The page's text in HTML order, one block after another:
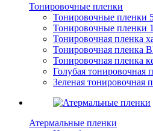
Тонировочные пленки
Тонировочные пленки
Тонировочные пленки
Тонировочная пленка
Тонировочная пленка
Тонировочная пленка
Голубая тонировочная
Зеленая тонировочная
Атермальные пленки